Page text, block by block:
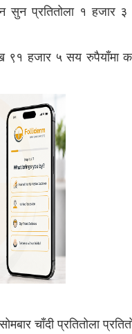
सुन प्रतितोला १ हजार
हजार ५ सय रुपैयाँमा
चाँदी प्रतितोला